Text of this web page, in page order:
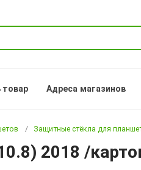
товар Адреса магазинов
Защитные стёкла для
2018 /